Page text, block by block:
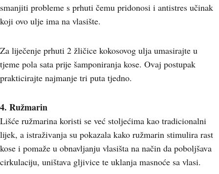
smanjiti probleme s prhuti čemu pridonosi i antistres učinak
koji ovo ulje ima na vlasište.
Za liječenje prhuti 2 žličice kokosovog ulja umasirajte u
tjeme pola sata prije šamponiranja kose. Ovaj postupak
prakticirajte najmanje tri puta tjedno.
4. Ružmarin
Lišće ružmarina koristi se već stoljećima kao tradicionalni
lijek, a istraživanja su pokazala kako ružmarin stimulira rast
kose i pomaže u obnavljanju vlasišta na način da poboljšava
cirkulaciju, uništava gljivice te uklanja masnoće sa vlasi.